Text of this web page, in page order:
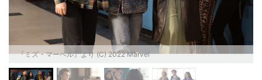
『ミズ・マーベル』より (C) 2022 Marvel